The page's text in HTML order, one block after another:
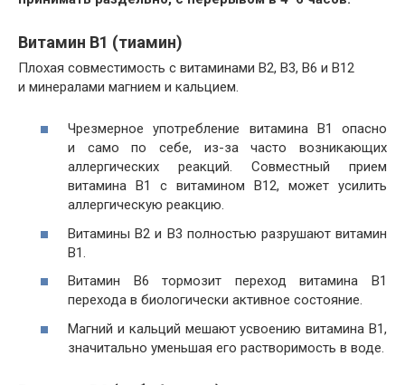
Витамин В1 (тиамин)
Плохая совместимость с витаминами B2, B3, B6 и B12
и минералами магнием и кальцием.
Чрезмерное употребление витамина В1 опасно
и само по себе, из-за часто возникающих
аллергических реакций. Совместный прием
витамина В1 с витамином В12, может усилить
аллергическую реакцию.
Витамины В2 и В3 полностью разрушают витамин
В1.
Витамин В6 тормозит переход витамина В1
перехода в биологически активное состояние.
Магний и кальций мешают усвоению витамина В1,
значитально уменьшая его растворимость в воде.